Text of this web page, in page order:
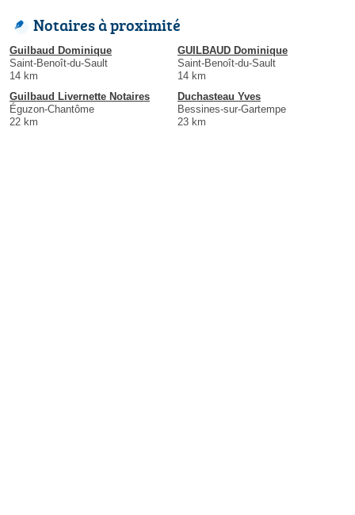
Notaires à proximité
Guilbaud Dominique
Saint-Benoît-du-Sault
14 km
GUILBAUD Dominique
Saint-Benoît-du-Sault
14 km
Guilbaud Livernette Notaires
Éguzon-Chantôme
22 km
Duchasteau Yves
Bessines-sur-Gartempe
23 km